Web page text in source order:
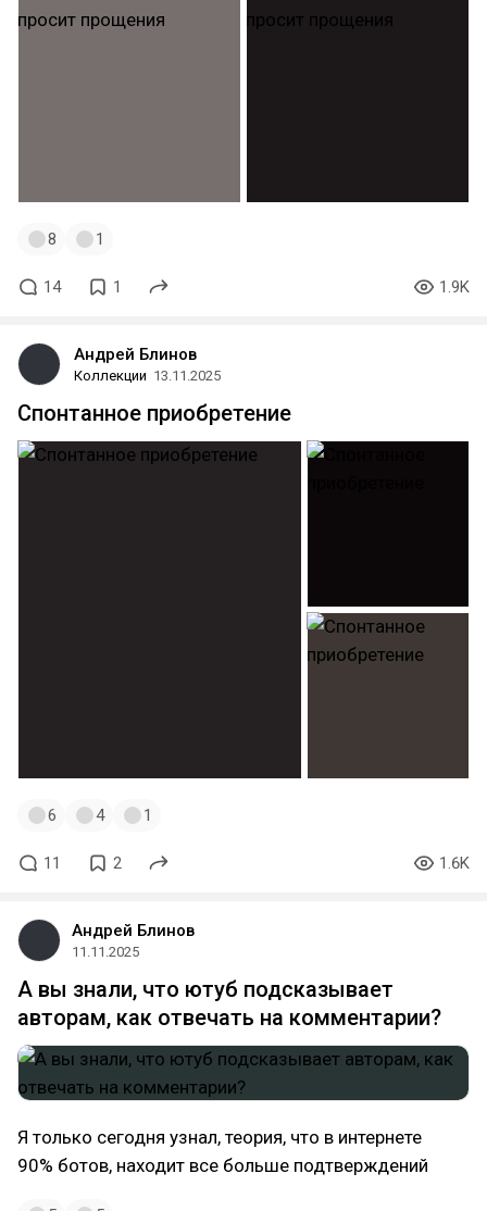
8 1
14 1 1.9K
Андрей Блинов
Коллекции 13.11.2025
Спонтанное приобретение
6 4 1
11 2 1.6K
Андрей Блинов
11.11.2025
А вы знали, что ютуб подсказывает
авторам, как отвечать на комментарии?
Я только сегодня узнал, теория, что в интернете
90% ботов, находит все больше подтверждений